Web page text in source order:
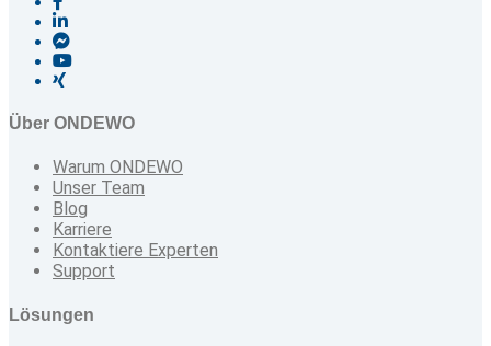
Über ONDEWO
Warum ONDEWO
Unser Team
Blog
Karriere
Kontaktiere Experten
Support
Lösungen